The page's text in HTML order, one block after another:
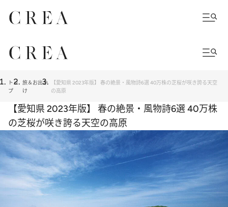
トッ
プ
旅＆お出か
け
【愛知県 2023年版】 春の絶景・風物詩6選 40万株の芝桜が咲き誇る天空
の高原
【愛知県 2023年版】 春の絶景・風物詩6選 40万株
の芝桜が咲き誇る天空の高原